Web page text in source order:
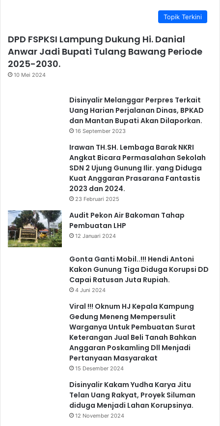
Topik Terkini
DPD FSPKSI Lampung Dukung Hi. Danial
Anwar Jadi Bupati Tulang Bawang Periode
2025-2030.
10 Mei 2024
Disinyalir Melanggar Perpres Terkait
Uang Harian Perjalanan Dinas, BPKAD
dan Mantan Bupati Akan Dilaporkan.
16 September 2023
Irawan TH.SH. Lembaga Barak NKRI
Angkat Bicara Permasalahan Sekolah
SDN 2 Ujung Gunung Ilir. yang Diduga
Kuat Anggaran Prasarana Fantastis
2023 dan 2024.
23 Februari 2025
Audit Pekon Air Bakoman Tahap
Pembuatan LHP
12 Januari 2024
Gonta Ganti Mobil..!!! Hendi Antoni
Kakon Gunung Tiga Diduga Korupsi DD
Capai Ratusan Juta Rupiah.
4 Juni 2024
Viral !!! Oknum HJ Kepala Kampung
Gedung Meneng Mempersulit
Warganya Untuk Pembuatan Surat
Keterangan Jual Beli Tanah Bahkan
Anggaran Poskamling Dll Menjadi
Pertanyaan Masyarakat
15 Desember 2024
Disinyalir Kakam Yudha Karya Jitu
Telan Uang Rakyat, Proyek Siluman
diduga Menjadi Lahan Korupsinya.
12 November 2024